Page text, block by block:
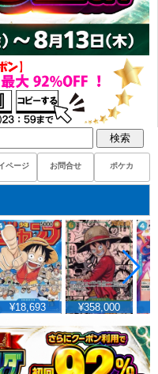
検索
ページ お問合せ ポケカ
¥18,693 ¥358,000